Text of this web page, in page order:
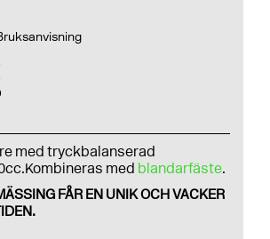
med tryckbalanserad
med blandarfäste.
FÅR EN UNIK OCH VACKER